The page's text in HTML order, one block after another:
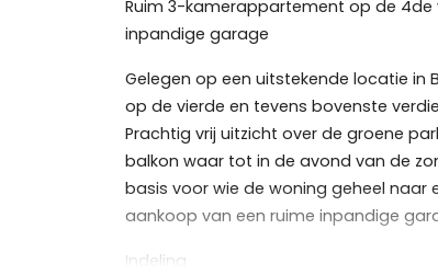
Ruim 3-kamerappartement op de 4de
inpandige garage
Gelegen op een uitstekende locatie in
op de vierde en tevens bovenste
Prachtig vrij uitzicht over de groene
balkon waar tot in de avond van de
basis voor wie de woning geheel naar
aankoop van een ruime inpandige
Indeling